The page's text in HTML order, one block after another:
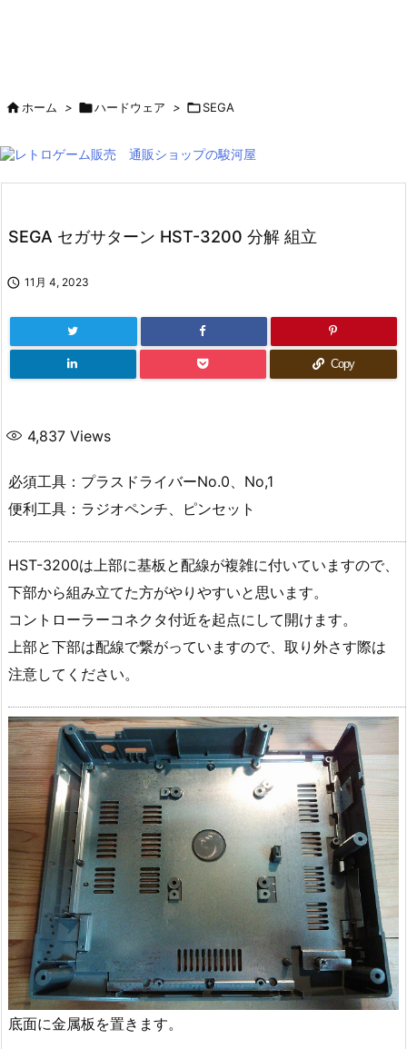
ホーム > ハードウェア > SEGA
SEGA セガサターン HST-3200 分解 組立
 11月 4, 2023
Copy
4,837 Views
必須工具：プラスドライバーNo.0、No,1
便利工具：ラジオペンチ、ピンセット
HST-3200は上部に基板と配線が複雑に付いていますので、
下部から組み立てた方がやりやすいと思います。
コントローラーコネクタ付近を起点にして開けます。
上部と下部は配線で繋がっていますので、取り外さす際は
注意してください。
底面に金属板を置きます。